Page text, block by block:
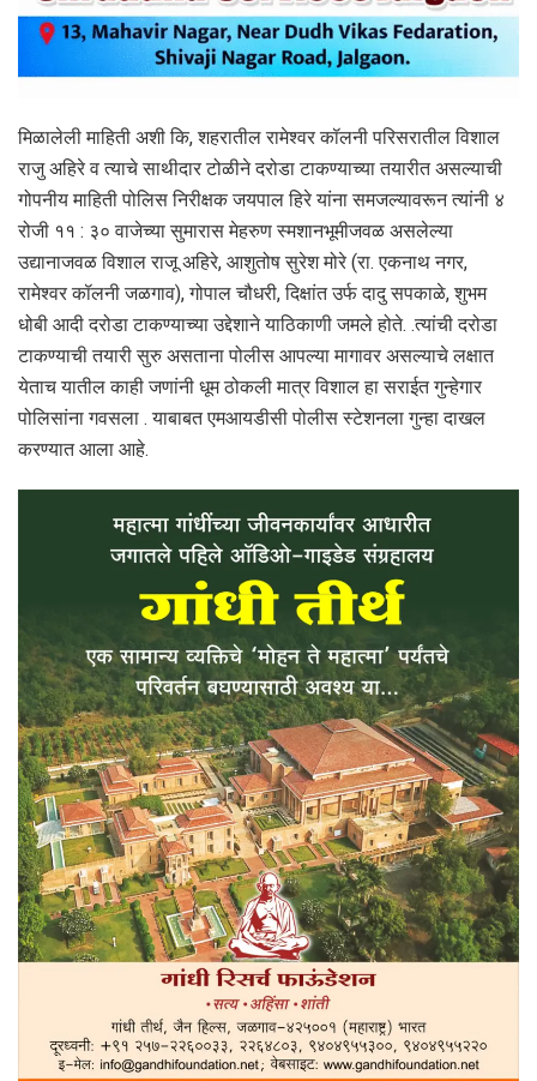
मिळालेली माहिती अशी कि, शहरातील रामेश्वर कॉलनी परिसरातील विशाल
राजु अहिरे व त्याचे साथीदार टोळीने दरोडा टाकण्याच्या तयारीत असल्याची
गोपनीय माहिती पोलिस निरीक्षक जयपाल हिरे यांना समजल्यावरून त्यांनी ४
रोजी ११ : ३० वाजेच्या सुमारास मेहरुण स्मशानभूमीजवळ असलेल्या
उद्यानाजवळ विशाल राजू अहिरे, आशुतोष सुरेश मोरे (रा. एकनाथ नगर,
रामेश्वर कॉलनी जळगाव), गोपाल चौधरी, दिक्षांत उर्फ दादु सपकाळे, शुभम
धोबी आदी दरोडा टाकण्याच्या उद्देशाने याठिकाणी जमले होते. .त्यांची दरोडा
टाकण्याची तयारी सुरु असताना पोलीस आपल्या मागावर असल्याचे लक्षात
येताच यातील काही जणांनी धूम ठोकली मात्र विशाल हा सराईत गुन्हेगार
पोलिसांना गवसला . याबाबत एमआयडीसी पोलीस स्टेशनला गुन्हा दाखल
करण्यात आला आहे.